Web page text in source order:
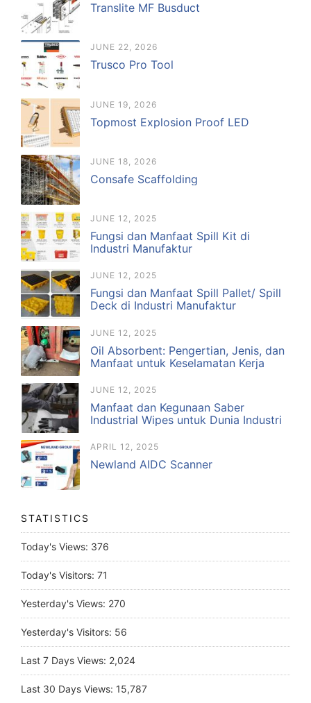
Translite MF Busduct
JUNE 22, 2026
Trusco Pro Tool
JUNE 19, 2026
Topmost Explosion Proof LED
JUNE 18, 2026
Consafe Scaffolding
JUNE 12, 2025
Fungsi dan Manfaat Spill Kit di
Industri Manufaktur
JUNE 12, 2025
Fungsi dan Manfaat Spill Pallet/ Spill
Deck di Industri Manufaktur
JUNE 12, 2025
Oil Absorbent: Pengertian, Jenis, dan
Manfaat untuk Keselamatan Kerja
JUNE 12, 2025
Manfaat dan Kegunaan Saber
Industrial Wipes untuk Dunia Industri
APRIL 12, 2025
Newland AIDC Scanner
STATISTICS
Today's Views: 376
Today's Visitors: 71
Yesterday's Views: 270
Yesterday's Visitors: 56
Last 7 Days Views: 2,024
Last 30 Days Views: 15,787